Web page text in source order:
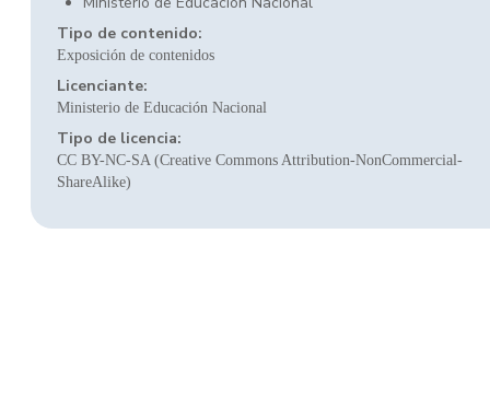
Tipo de contenido:
Exposición de contenidos
Licenciante:
Ministerio de Educación Nacional
Tipo de licencia:
CC BY-NC-SA (Creative Commons Attribution-NonCommercial-
ShareAlike)